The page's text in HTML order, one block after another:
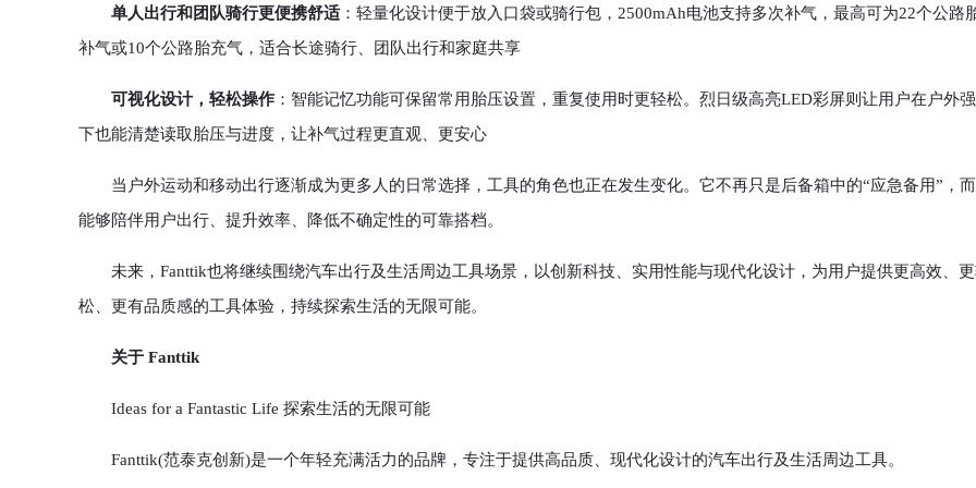
单人出行和团队骑行更便携舒适 ：轻量化设计便于放入口袋或骑行包，2500mAh电池支持多次补气，最高可为22个公路
补气或10个公路胎充气，适合长途骑行、团队出行和家庭共享
可视化设计，轻松操作 ：智能记忆功能可保留常用胎压设置，重复使用时更轻松。烈日级高亮LED彩屏则让用户在户外
下也能清楚读取胎压与进度，让补气过程更直观、更安心
当户外运动和移动出行逐渐成为更多人的日常选择，工具的角色也正在发生变化。它不再只是后备箱中的“应急备用”，
能够陪伴用户出行、提升效率、降低不确定性的可靠搭档。
未来，Fanttik也将继续围绕汽车出行及生活周边工具场景，以创新科技、实用性能与现代化设计，为用户提供更高效、
松、更有品质感的工具体验，持续探索生活的无限可能。
关于 Fanttik
Ideas for a Fantastic Life 探索生活的无限可能
Fanttik(范泰克创新)是一个年轻充满活力的品牌，专注于提供高品质、现代化设计的汽车出行及生活周边工具。